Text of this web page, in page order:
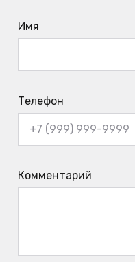
Имя
Телефон
Комментарий